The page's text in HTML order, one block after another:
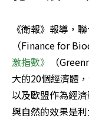
《衛報》報導，
（Finance for
激指數》
（
大的20個經濟體
以及歐盟作為經
與自然的效果是利